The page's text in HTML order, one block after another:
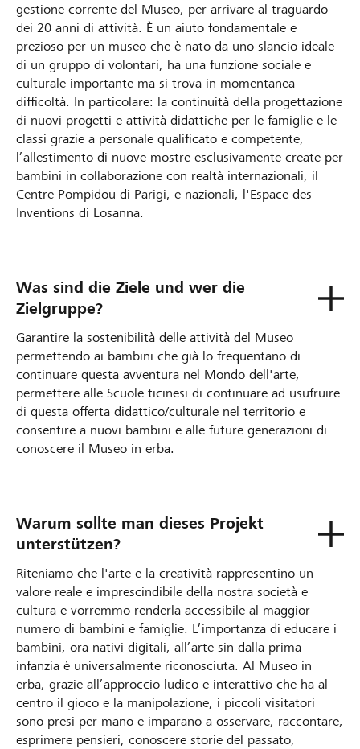
gestione corrente del Museo, per arrivare al traguardo
dei 20 anni di attività. È un aiuto fondamentale e
prezioso per un museo che è nato da uno slancio ideale
di un gruppo di volontari, ha una funzione sociale e
culturale importante ma si trova in momentanea
difficoltà. In particolare: la continuità della progettazione
di nuovi progetti e attività didattiche per le famiglie e le
classi grazie a personale qualificato e competente,
l’allestimento di nuove mostre esclusivamente create per
bambini in collaborazione con realtà internazionali, il
Centre Pompidou di Parigi, e nazionali, l'Espace des
Inventions di Losanna.
Was sind die Ziele und wer die
Zielgruppe?
Garantire la sostenibilità delle attività del Museo
permettendo ai bambini che già lo frequentano di
continuare questa avventura nel Mondo dell'arte,
permettere alle Scuole ticinesi di continuare ad usufruire
di questa offerta didattico/culturale nel territorio e
consentire a nuovi bambini e alle future generazioni di
conoscere il Museo in erba.
Warum sollte man dieses Projekt
unterstützen?
Riteniamo che l'arte e la creatività rappresentino un
valore reale e imprescindibile della nostra società e
cultura e vorremmo renderla accessibile al maggior
numero di bambini e famiglie. L’importanza di educare i
bambini, ora nativi digitali, all’arte sin dalla prima
infanzia è universalmente riconosciuta. Al Museo in
erba, grazie all’approccio ludico e interattivo che ha al
centro il gioco e la manipolazione, i piccoli visitatori
sono presi per mano e imparano a osservare, raccontare,
esprimere pensieri, conoscere storie del passato,